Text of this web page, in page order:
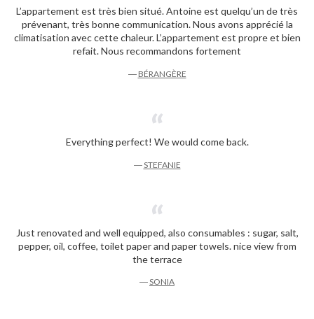
L’appartement est très bien situé. Antoine est quelqu’un de très
prévenant, très bonne communication. Nous avons apprécié la
climatisation avec cette chaleur. L’appartement est propre et bien
refait. Nous recommandons fortement
― BÉRANGÈRE
Everything perfect! We would come back.
―STEFANIE
Just renovated and well equipped, also consumables : sugar, salt,
pepper, oil, coffee, toilet paper and paper towels. nice view from
the terrace
―SONIA